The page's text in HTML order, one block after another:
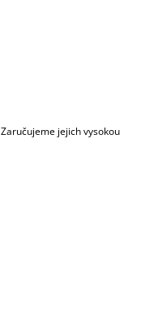
Zaručujeme jejich vysokou